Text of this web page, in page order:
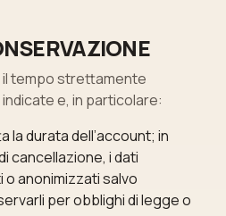
il tempo strettamente
e, in particolare:
la durata dell’account; in
cancellazione, i dati
o anonimizzati salvo
per obblighi di legge o